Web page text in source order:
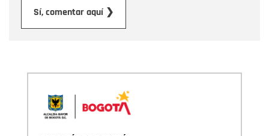
Sí, comentar aquí ❯